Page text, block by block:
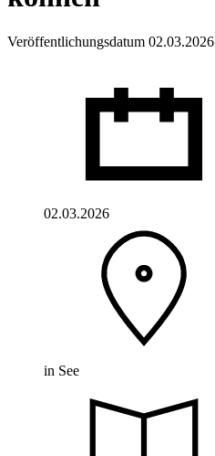
Veröffentlichungsdatum 02.03.2026
02.03.2026
in See